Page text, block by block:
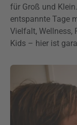
für Groß und
entspannte Tage
Vielfalt, Wellness,
Kids – hier ist